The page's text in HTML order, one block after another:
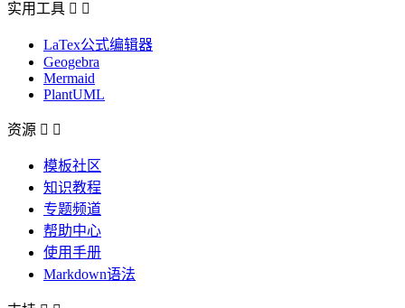
实用工具  
LaTex公式编辑器
Geogebra
Mermaid
PlantUML
资源  
模板社区
知识教程
专题频道
帮助中心
使用手册
Markdown语法